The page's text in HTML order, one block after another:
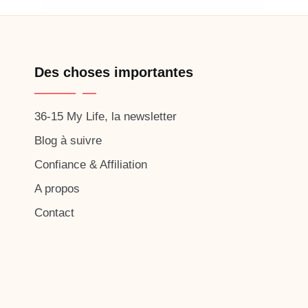
Des choses importantes
36-15 My Life, la newsletter
Blog à suivre
Confiance & Affiliation
A propos
Contact